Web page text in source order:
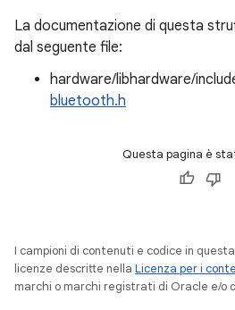
La documentazione di questa
dal seguente file:
hardware/libhardware/
bluetooth.h
Questa pagina è
I campioni di contenuti e codice in
licenze descritte nella Licenza per i
marchi o marchi registrati di Oracle e/o